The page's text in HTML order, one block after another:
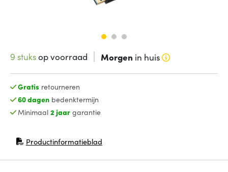
9 stuksop voorraad Morgen in huis
Gratis retourneren
60 dagenbedenktermijn
Minimaal 2 jaargarantie
Productinformatieblad
(opent in nieuw venster)